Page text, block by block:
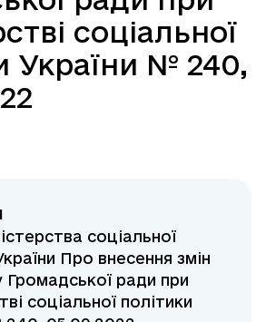
соціальної
України № 240,
соціальної
Про внесення змін
Громадської ради при
соціальної політики